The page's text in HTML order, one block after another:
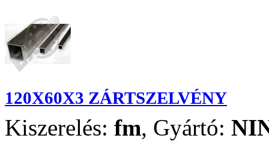
120X60X3 ZÁRTSZELVÉNY
Kiszerelés: fm, Gyártó: